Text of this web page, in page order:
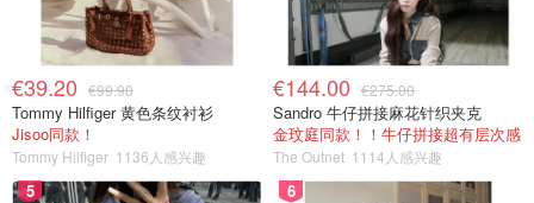
€39.20 €99.90
Tommy Hilfiger 黄色条纹衬衫
Jisoo同款！
Tommy Hilfiger 1136人感兴趣
€144.00 €275.00
Sandro 牛仔拼接麻花针织夹克
金玟庭同款！！牛仔拼接超有层次感
The Outnet 1114人感兴趣
5 6